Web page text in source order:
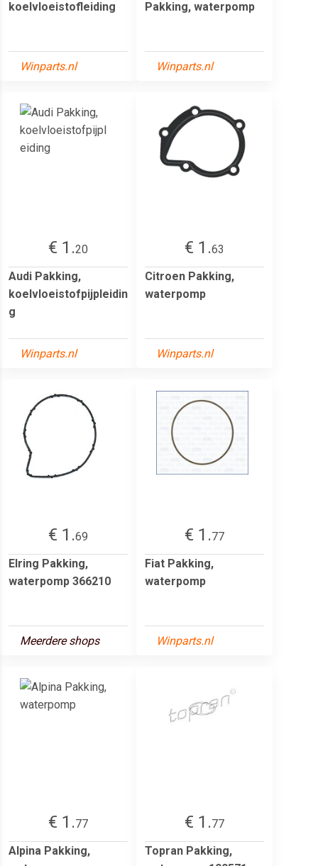
koelvloeistofleiding
Winparts.nl
Pakking, waterpomp
Winparts.nl
€ 1.20
Audi Pakking,
koelvloeistofpijpleidin
g
Winparts.nl
€ 1.63
Citroen Pakking,
waterpomp
Winparts.nl
€ 1.69
Elring Pakking,
waterpomp 366210
Meerdere shops
€ 1.77
Fiat Pakking,
waterpomp
Winparts.nl
€ 1.77
Alpina Pakking,
€ 1.77
Topran Pakking,